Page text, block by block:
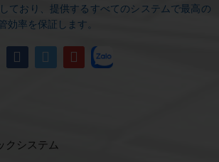
ており、提供するすべてのシステムで最高の
効率を保証します。
クシステム